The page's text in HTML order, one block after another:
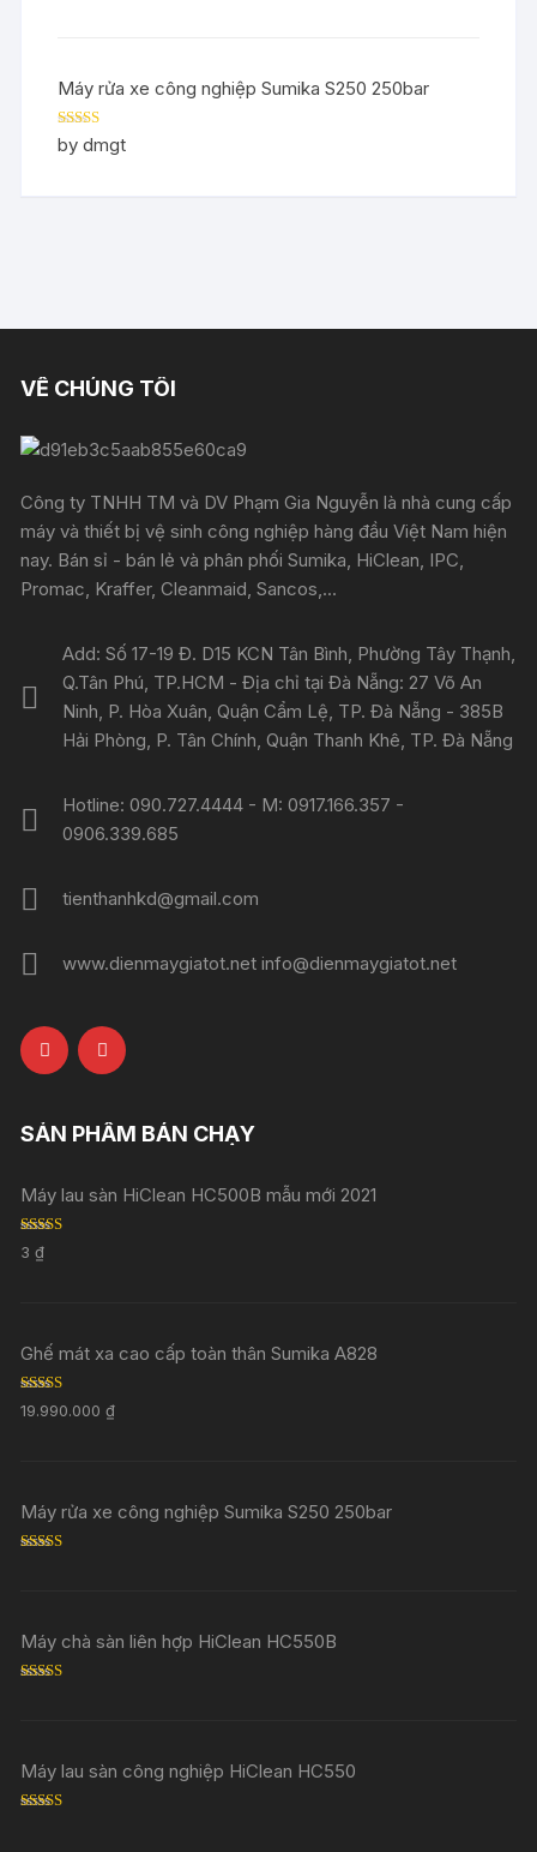
Máy rửa xe công nghiệp Sumika S250 250bar
Rated5out
of 5
by dmgt
VỀ CHÚNG TÔI
Công ty TNHH TM và DV Phạm Gia Nguyễn là nhà cung cấp
máy và thiết bị vệ sinh công nghiệp hàng đầu Việt Nam hiện
nay. Bán sỉ - bán lẻ và phân phối Sumika, HiClean, IPC,
Promac, Kraffer, Cleanmaid, Sancos,...
Add: Số 17-19 Đ. D15 KCN Tân Bình, Phường Tây Thạnh,
Q.Tân Phú, TP.HCM - Địa chỉ tại Đà Nẵng: 27 Võ An
Ninh, P. Hòa Xuân, Quận Cẩm Lệ, TP. Đà Nẵng - 385B
Hải Phòng, P. Tân Chính, Quận Thanh Khê, TP. Đà Nẵng
Hotline: 090.727.4444 - M: 0917.166.357 -
0906.339.685
tienthanhkd@gmail.com
www.dienmaygiatot.net info@dienmaygiatot.net
SẢN PHẨM BÁN CHẠY
Máy lau sàn HiClean HC500B mẫu mới 2021
Rated
out of 5
3₫
Ghế mát xa cao cấp toàn thân Sumika A828
Rated5.00
out of 5
19.990.000₫
Máy rửa xe công nghiệp Sumika S250 250bar
Máy chà sàn liên hợp HiClean HC550B
Máy lau sàn công nghiệp HiClean HC550